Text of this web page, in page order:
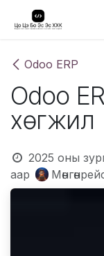
Skip to Content
Odoo ERP
Odoo
хөгжил
2025 оны
аар